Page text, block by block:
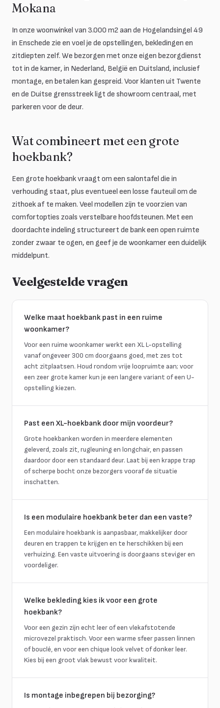
Mokana
In onze woonwinkel van 3.000 m2 aan de Hogelandsingel 49
in Enschede zie en voel je de opstellingen, bekledingen en
zitdiepten zelf. We bezorgen met onze eigen bezorgdienst
tot in de kamer, in Nederland, België en Duitsland, inclusief
montage, en betalen kan gespreid. Voor klanten uit Twente
en de Duitse grensstreek ligt de showroom centraal, met
parkeren voor de deur.
Wat combineert met een grote
hoekbank?
Een grote hoekbank vraagt om een salontafel die in
verhouding staat, plus eventueel een losse fauteuil om de
zithoek af te maken. Veel modellen zijn te voorzien van
comfortopties zoals verstelbare hoofdsteunen. Met een
doordachte indeling structureert de bank een open ruimte
zonder zwaar te ogen, en geef je de woonkamer een duidelijk
middelpunt.
Veelgestelde vragen
Welke maat hoekbank past in een ruime
woonkamer?
Voor een ruime woonkamer werkt een XL L-opstelling
vanaf ongeveer 300 cm doorgaans goed, met zes tot
acht zitplaatsen. Houd rondom vrije loopruimte aan; voor
een zeer grote kamer kun je een langere variant of een U-
opstelling kiezen.
Past een XL-hoekbank door mijn voordeur?
Grote hoekbanken worden in meerdere elementen
geleverd, zoals zit, rugleuning en longchair, en passen
daardoor door een standaard deur. Laat bij een krappe trap
of scherpe bocht onze bezorgers vooraf de situatie
inschatten.
Is een modulaire hoekbank beter dan een vaste?
Een modulaire hoekbank is aanpasbaar, makkelijker door
deuren en trappen te krijgen en te herschikken bij een
verhuizing. Een vaste uitvoering is doorgaans steviger en
voordeliger.
Welke bekleding kies ik voor een grote
hoekbank?
Voor een gezin zijn echt leer of een vlekafstotende
microvezel praktisch. Voor een warme sfeer passen linnen
of bouclé, en voor een chique look velvet of donker leer.
Kies bij een groot vlak bewust voor kwaliteit.
Is montage inbegrepen bij bezorging?